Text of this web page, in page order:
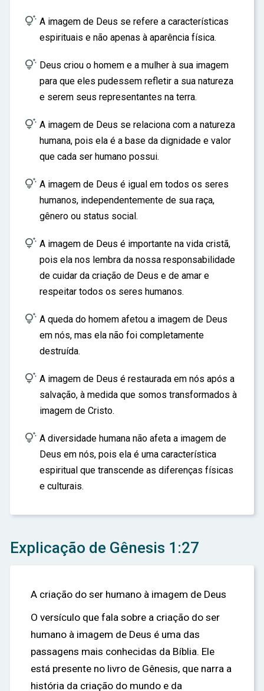
 A imagem de Deus se refere a características
espirituais e não apenas à aparência física.
 Deus criou o homem e a mulher à sua imagem
para que eles pudessem refletir a sua natureza
e serem seus representantes na terra.
 A imagem de Deus se relaciona com a natureza
humana, pois ela é a base da dignidade e valor
que cada ser humano possui.
 A imagem de Deus é igual em todos os seres
humanos, independentemente de sua raça,
gênero ou status social.
 A imagem de Deus é importante na vida cristã,
pois ela nos lembra da nossa responsabilidade
de cuidar da criação de Deus e de amar e
respeitar todos os seres humanos.
 A queda do homem afetou a imagem de Deus
em nós, mas ela não foi completamente
destruída.
 A imagem de Deus é restaurada em nós após a
salvação, à medida que somos transformados à
imagem de Cristo.
 A diversidade humana não afeta a imagem de
Deus em nós, pois ela é uma característica
espiritual que transcende as diferenças físicas
e culturais.
Explicação de Gênesis 1:27
A criação do ser humano à imagem de Deus
O versículo que fala sobre a criação do ser
humano à imagem de Deus é uma das
passagens mais conhecidas da Bíblia. Ele
está presente no livro de Gênesis, que narra a
história da criação do mundo e da